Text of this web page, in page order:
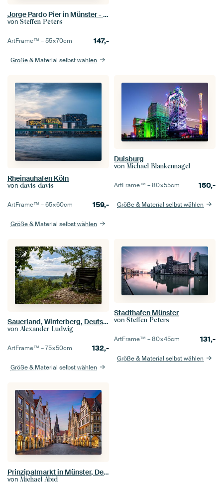
Jorge Pardo Pier in Münster - Sonnenaufgang
von Steffen Peters
ArtFrame™ –55×70cm 147,-
Größe & Material selbst wählen
Rheinauhafen Köln
von davis davis
ArtFrame™ –65×60cm 159,-
Größe & Material selbst wählen
Duisburg
von Michael Blankennagel
ArtFrame™ –80×55cm 150,-
Größe & Material selbst wählen
Sauerland, Winterberg, Deutschland
von Alexander Ludwig
ArtFrame™ –75×50cm 132,-
Größe & Material selbst wählen
Stadthafen Münster
von Steffen Peters
ArtFrame™ –80×45cm 131,-
Größe & Material selbst wählen
Prinzipalmarkt in Münster, Deutschland
von Michael Abid